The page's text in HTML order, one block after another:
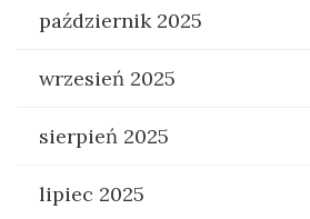
październik 2025
wrzesień 2025
sierpień 2025
lipiec 2025